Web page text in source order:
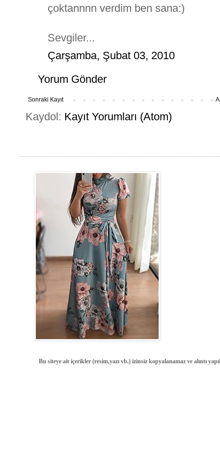
çoktannnn verdim ben sana:)
Sevgiler...
Çarşamba, Şubat 03, 2010
Yorum Gönder
Sonraki Kayıt
Kaydol: Kayıt Yorumları (Atom)
Bu siteye ait içerikler (resim,yazı vb.) izinsiz kopyalanamaz ve alıntı